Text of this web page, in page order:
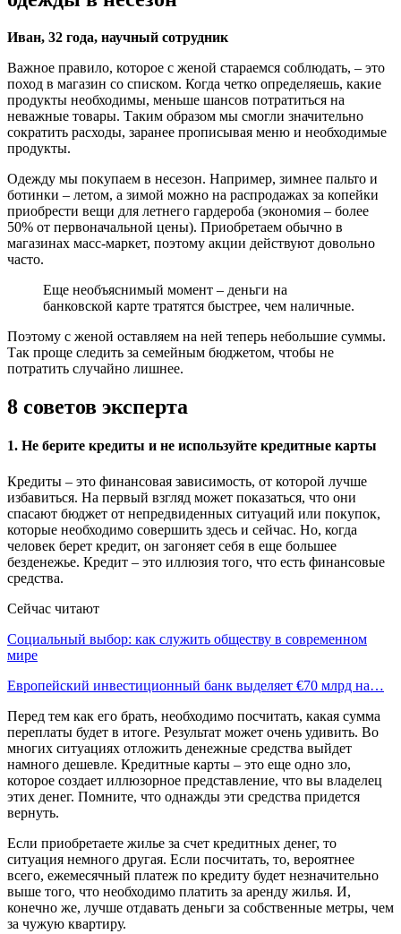
Иван, 32 года, научный сотрудник
Важное правило, которое с женой стараемся соблюдать, – это
поход в магазин со списком. Когда четко определяешь, какие
продукты необходимы, меньше шансов потратиться на
неважные товары. Таким образом мы смогли значительно
сократить расходы, заранее прописывая меню и необходимые
продукты.
Одежду мы покупаем в несезон. Например, зимнее пальто и
ботинки – летом, а зимой можно на распродажах за копейки
приобрести вещи для летнего гардероба (экономия – более
50% от первоначальной цены). Приобретаем обычно в
магазинах масс-маркет, поэтому акции действуют довольно
часто.
Еще необъяснимый момент – деньги на
банковской карте тратятся быстрее, чем наличные.
Поэтому с женой оставляем на ней теперь небольшие суммы.
Так проще следить за семейным бюджетом, чтобы не
потратить случайно лишнее.
8 советов эксперта
1. Не берите кредиты и не используйте кредитные карты
Кредиты – это финансовая зависимость, от которой лучше
избавиться. На первый взгляд может показаться, что они
спасают бюджет от непредвиденных ситуаций или покупок,
которые необходимо совершить здесь и сейчас. Но, когда
человек берет кредит, он загоняет себя в еще большее
безденежье. Кредит – это иллюзия того, что есть финансовые
средства.
Сейчас читают
Социальный выбор: как служить обществу в современном
мире
Европейский инвестиционный банк выделяет €70 млрд на…
Перед тем как его брать, необходимо посчитать, какая сумма
переплаты будет в итоге. Результат может очень удивить. Во
многих ситуациях отложить денежные средства выйдет
намного дешевле. Кредитные карты – это еще одно зло,
которое создает иллюзорное представление, что вы владелец
этих денег. Помните, что однажды эти средства придется
вернуть.
Если приобретаете жилье за счет кредитных денег, то
ситуация немного другая. Если посчитать, то, вероятнее
всего, ежемесячный платеж по кредиту будет незначительно
выше того, что необходимо платить за аренду жилья. И,
конечно же, лучше отдавать деньги за собственные метры, чем
за чужую квартиру.